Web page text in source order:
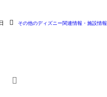
その他のディズニー関連情報・施設情報